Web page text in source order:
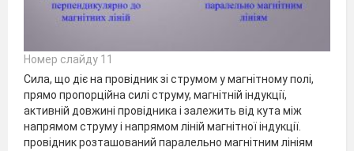
Номер слайду 11
Сила, що діє на провідник зі струмом у магнітному полі,
прямо пропорційна силі струму, магнітній індукції,
активній довжині провідника і залежить від кута між
напрямом струму і напрямом ліній магнітної індукції.
провідник розташований паралельно магнітним лініям